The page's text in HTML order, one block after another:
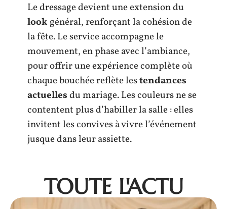
Le dressage devient une extension du
lookgénéral, renforçant la cohésion de
la fête. Le service accompagne le
mouvement, en phase avec l’ambiance,
pour offrir une expérience complète où
chaque bouchée reflète lestendances
actuellesdu mariage. Les couleurs ne se
contentent plus d’habiller la salle : elles
invitent les convives à vivre l’événement
jusque dans leur assiette.
TOUTE L'ACTU